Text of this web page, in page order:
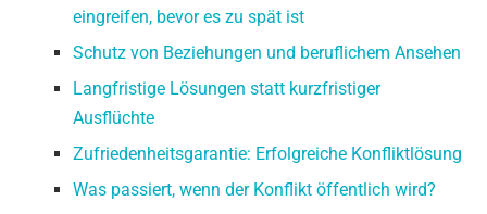
eingreifen, bevor es zu spät ist
Schutz von Beziehungen und beruflichem Ansehen
Langfristige Lösungen statt kurzfristiger
Ausflüchte
Zufriedenheitsgarantie: Erfolgreiche Konfliktlösung
Was passiert, wenn der Konflikt öffentlich wird?